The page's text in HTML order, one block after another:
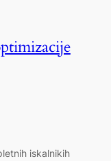
iskalnikih